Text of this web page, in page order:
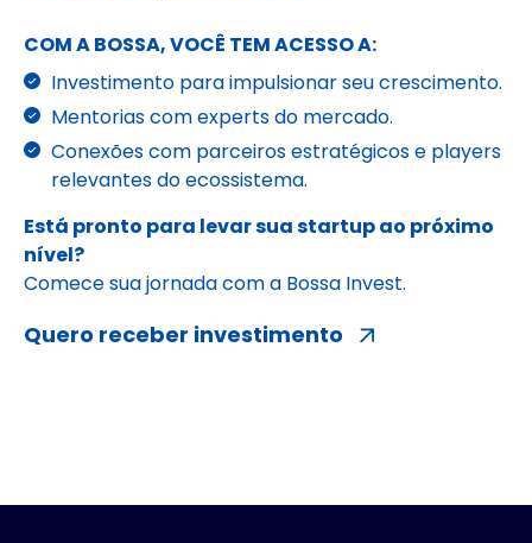
COM A BOSSA, VOCÊ TEM ACESSO A:
Investimento para impulsionar seu crescimento.
Mentorias com experts do mercado.
Conexões com parceiros estratégicos e players
relevantes do ecossistema.
Está pronto para levar sua startup ao próximo
nível?
Comece sua jornada com a Bossa Invest.
Quero receber investimento